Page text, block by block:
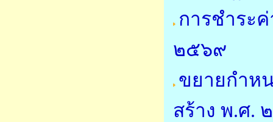
การชำระ
๒๕๖๙
ขยายกำห
สร้าง พ.ศ.